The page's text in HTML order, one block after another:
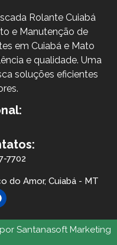
Rolante Cuiabá
e Manutenção de
em Cuiabá e Mato
e qualidade. Uma
soluções eficientes
7702
do Amor, Cuiabá - MT
Santanasoft Marketing